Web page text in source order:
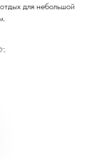
для небольшой